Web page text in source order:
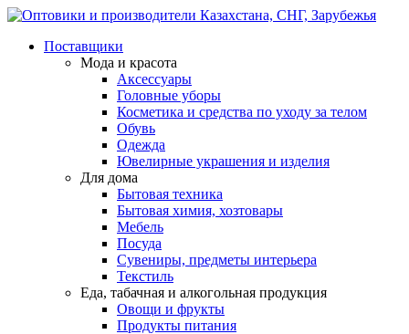
Поставщики
Мода и красота
Аксессуары
Головные уборы
Косметика и средства по уходу за телом
Обувь
Одежда
Ювелирные украшения и изделия
Для дома
Бытовая техника
Бытовая химия, хозтовары
Мебель
Посуда
Сувениры, предметы интерьера
Текстиль
Еда, табачная и алкогольная продукция
Овощи и фрукты
Продукты питания